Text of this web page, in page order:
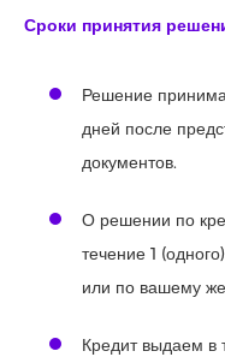
Сроки принятия
Решение
дней после
документов.
О решении по
течение 1
или по вашему
Кредит выдаем в